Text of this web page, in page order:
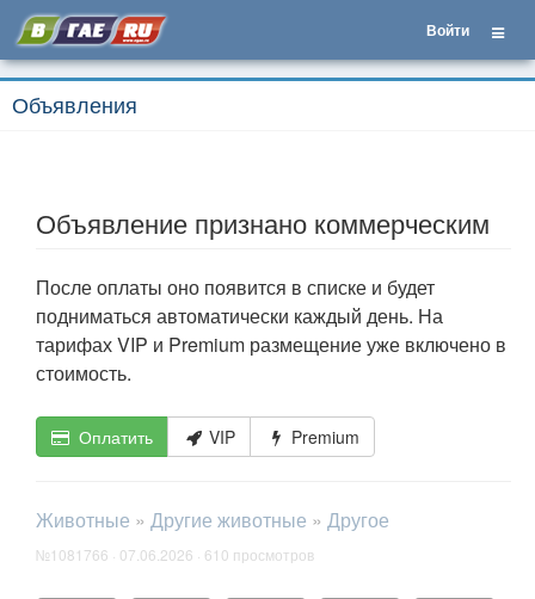
Войти
Объявления
Объявление признано коммерческим
После оплаты оно появится в списке и будет
подниматься автоматически каждый день. На
тарифах VIP и Premium размещение уже включено в
стоимость.
Оплатить VIP Premium
Животные » Другие животные » Другое
№1081766 · 07.06.2026 · 610 просмотров